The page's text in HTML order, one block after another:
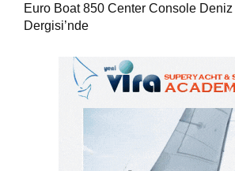
Euro Boat 850 Center Console Deniz
Dergisi’nde